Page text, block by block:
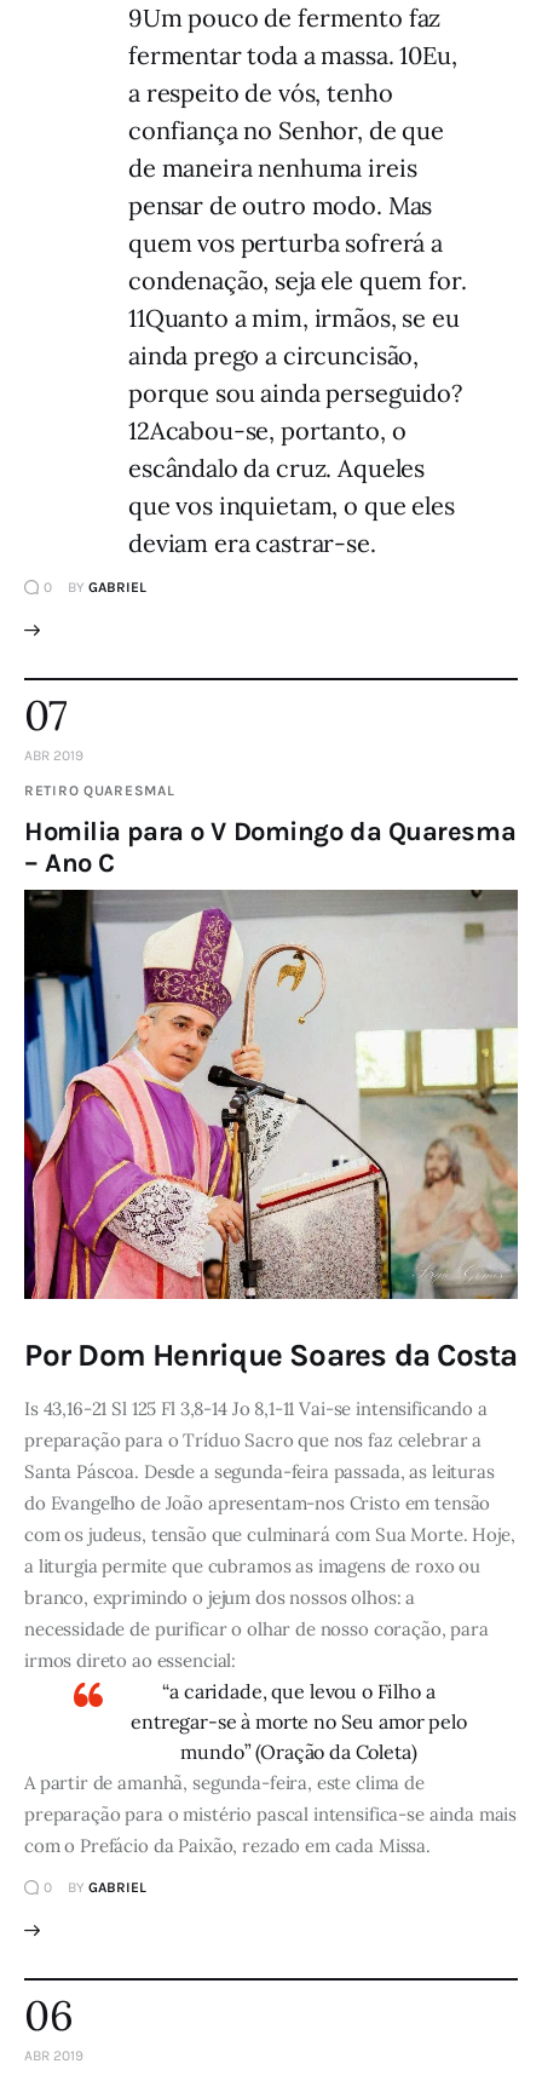
9Um pouco de fermento faz
fermentar toda a massa. 10Eu,
a respeito de vós, tenho
confiança no Senhor, de que
de maneira nenhuma ireis
pensar de outro modo. Mas
quem vos perturba sofrerá a
condenação, seja ele quem for.
11Quanto a mim, irmãos, se eu
ainda prego a circuncisão,
porque sou ainda perseguido?
12Acabou-se, portanto, o
escândalo da cruz. Aqueles
que vos inquietam, o que eles
deviam era castrar-se.
0 BY GABRIEL
07
ABR 2019
RETIRO QUARESMAL
Homilia para o V Domingo da Quaresma
– Ano C
Por Dom Henrique Soares da Costa
Is 43,16-21 Sl 125 Fl 3,8-14 Jo 8,1-11 Vai-se intensificando a
preparação para o Tríduo Sacro que nos faz celebrar a
Santa Páscoa. Desde a segunda-feira passada, as leituras
do Evangelho de João apresentam-nos Cristo em tensão
com os judeus, tensão que culminará com Sua Morte. Hoje,
a liturgia permite que cubramos as imagens de roxo ou
branco, exprimindo o jejum dos nossos olhos: a
necessidade de purificar o olhar de nosso coração, para
irmos direto ao essencial:
“a caridade, que levou o Filho a
entregar-se à morte no Seu amor pelo
mundo” (Oração da Coleta)
A partir de amanhã, segunda-feira, este clima de
preparação para o mistério pascal intensifica-se ainda mais
com o Prefácio da Paixão, rezado em cada Missa.
0 BY GABRIEL
06
ABR 2019